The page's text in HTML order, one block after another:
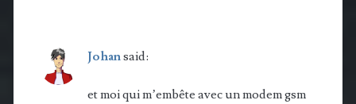
Johansaid:
et moi qui m’embête avec un modem gsm